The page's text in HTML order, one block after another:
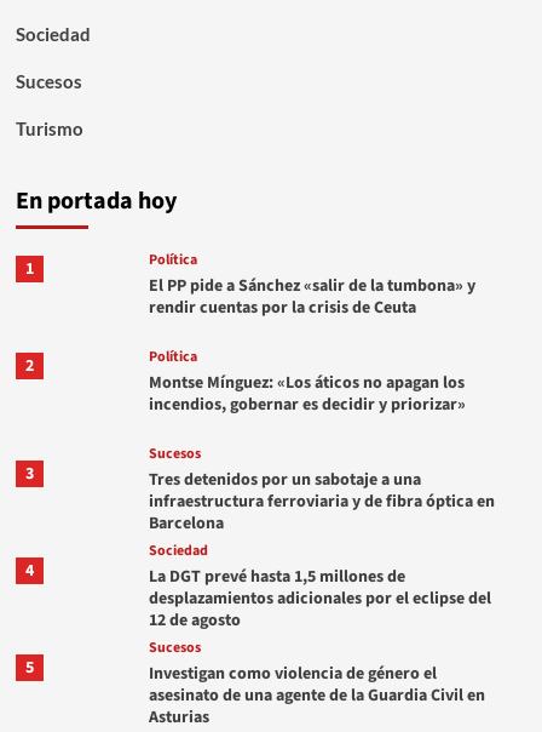
Sociedad
Sucesos
Turismo
En portada hoy
1 Política
El PP pide a Sánchez «salir de la tumbona» y
rendir cuentas por la crisis de Ceuta
2 Política
Montse Mínguez: «Los áticos no apagan los
incendios, gobernar es decidir y priorizar»
3
Sucesos
Tres detenidos por un sabotaje a una
infraestructura ferroviaria y de fibra óptica en
Barcelona
4
Sociedad
La DGT prevé hasta 1,5 millones de
desplazamientos adicionales por el eclipse del
12 de agosto
5
Sucesos
Investigan como violencia de género el
asesinato de una agente de la Guardia Civil en
Asturias